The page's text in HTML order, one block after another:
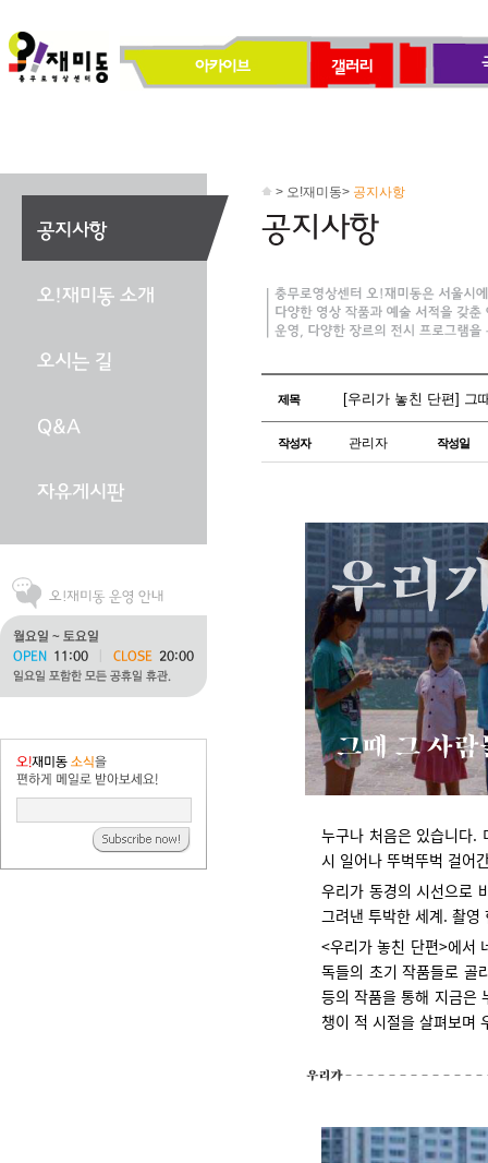
> 오!재미동> 공지사항
제목 [우리가 놓친 단편] 그
작성자 관리자 작성일
누구나 처음은 있습니다.
시 일어나 뚜벅뚜벅 걸어
우리가 동경의 시선으로
그려낸 투박한 세계. 촬영
<우리가 놓친 단편>에서
독들의 초기 작품들로
등의 작품을 통해 지금은
챙이 적 시절을 살펴보며